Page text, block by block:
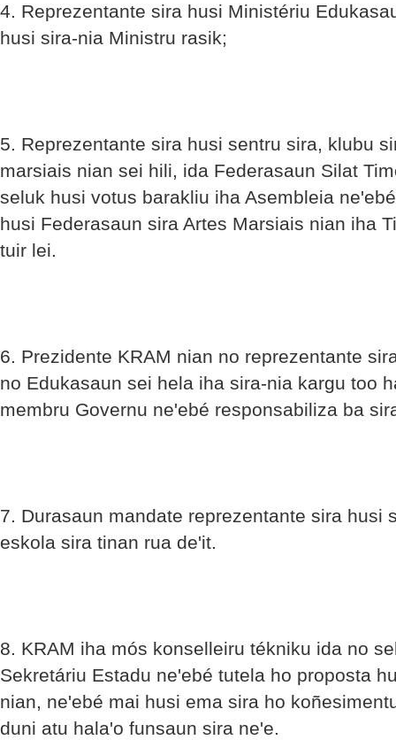
4. Reprezentante sira husi Ministériu
husi sira-nia Ministru rasik;
5. Reprezentante sira husi sentru sira, klubu
marsiais nian sei hili, ida Federasaun Silat
seluk husi votus barakliu iha Asembleia
husi Federasaun sira Artes Marsiais nian iha
tuir lei.
6. Prezidente KRAM nian no reprezentante
no Edukasaun sei hela iha sira-nia kargu too
membru Governu ne'ebé responsabiliza ba
7. Durasaun mandate reprezentante sira husi
eskola sira tinan rua de'it.
8. KRAM iha mós konselleiru tékniku ida no
Sekretáriu Estadu ne'ebé tutela ho proposta
nian, ne'ebé mai husi ema sira ho
duni atu hala'o funsaun sira ne'e.